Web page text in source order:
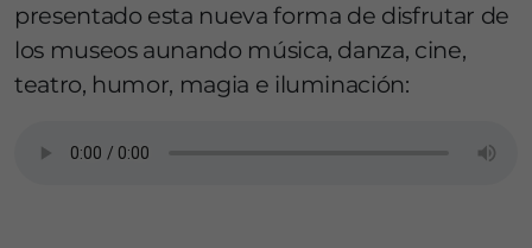
presentado esta nueva forma de disfrutar de
los museos aunando música, danza, cine,
teatro, humor, magia e iluminación: